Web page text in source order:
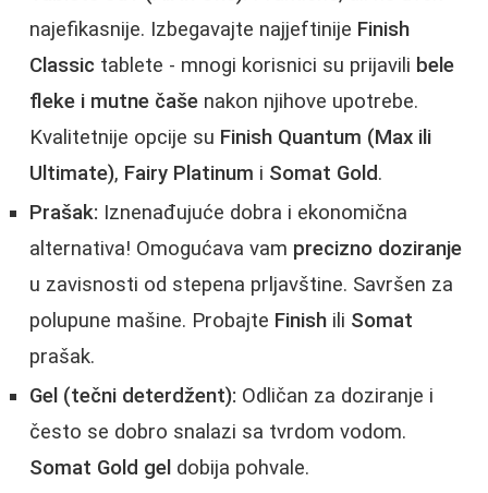
najefikasnije. Izbegavajte najjeftinije Finish
Classic tablete - mnogi korisnici su prijavili bele
fleke i mutne čaše nakon njihove upotrebe.
Kvalitetnije opcije su Finish Quantum (Max ili
Ultimate), Fairy Platinum i Somat Gold.
Prašak: Iznenađujuće dobra i ekonomična
alternativa! Omogućava vam precizno doziranje
u zavisnosti od stepena prljavštine. Savršen za
polupune mašine. Probajte Finish ili Somat
prašak.
Gel (tečni deterdžent): Odličan za doziranje i
često se dobro snalazi sa tvrdom vodom.
Somat Gold gel dobija pohvale.